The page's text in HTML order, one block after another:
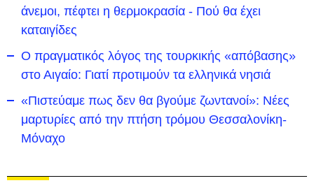
άνεμοι, πέφτει η θερμοκρασία - Πού θα έχει
καταιγίδες
Ο πραγματικός λόγος της τουρκικής «απόβασης»
στο Αιγαίο: Γιατί προτιμούν τα ελληνικά νησιά
«Πιστεύαμε πως δεν θα βγούμε ζωντανοί»: Νέες
μαρτυρίες από την πτήση τρόμου Θεσσαλονίκη-
Μόναχο